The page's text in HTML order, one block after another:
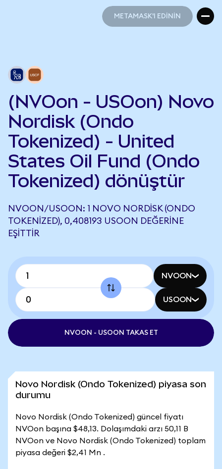
METAMASK'I EDİNİN
(NVOon - USOon) Novo
Nordisk (Ondo
Tokenized) - United
States Oil Fund (Ondo
Tokenized) dönüştür
NVOON/USOON: 1 NOVO NORDISK (ONDO
TOKENIZED), 0,408193 USOON DEĞERINE
EŞITTIR
NVOON
USOON
NVOON - USOON TAKAS ET
Novo Nordisk (Ondo Tokenized) piyasa son
durumu
Novo Nordisk (Ondo Tokenized) güncel fiyatı
NVOon başına $48,13. Dolaşımdaki arzı 50,11 B
NVOon ve Novo Nordisk (Ondo Tokenized) toplam
piyasa değeri $2,41 Mn .